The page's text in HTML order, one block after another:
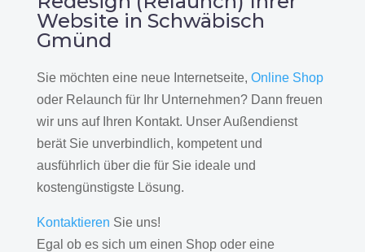
Website in Schwäbisch
Gmünd
Sie möchten eine neue Internetseite, Online Shop
oder Relaunch für Ihr Unternehmen? Dann freuen
wir uns auf Ihren Kontakt. Unser Außendienst
berät Sie unverbindlich, kompetent und
ausführlich über die für Sie ideale und
kostengünstigste Lösung.
Kontaktieren Sie uns!
Egal ob es sich um einen Shop oder eine